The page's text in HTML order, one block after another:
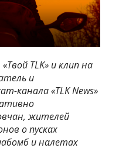
TLK» и клип на
и
канала «TLK News»
жителей
о пусках
и налетах